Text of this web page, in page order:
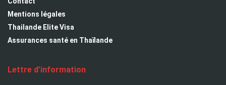
Mentions légales
Thailande Elite Visa
Assurances santé en Thaïlande
Lettre d’information